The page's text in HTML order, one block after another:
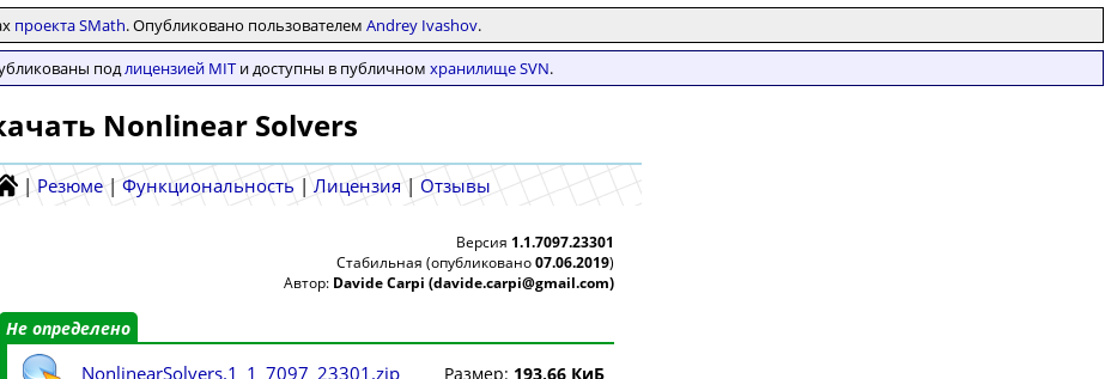
проекта SMath. Опубликовано пользователем Andrey Ivashov.
подлицензией MIT и доступны в публичном хранилище SVN.
Nonlinear Solvers
| Резюме | Функциональность | Лицензия | Отзывы
Версия 1.1.7097.23301
Стабильная (опубликовано07.06.2019)
Автор: Davide Carpi (davide.carpi@gmail.com)
Не определено
NonlinearSolvers.1_1_7097_23301.zip Размер: 193,66 КиБ